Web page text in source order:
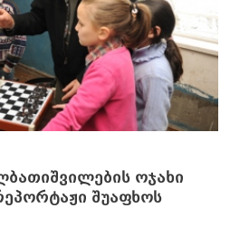
ოჯახი
შუაფხოს